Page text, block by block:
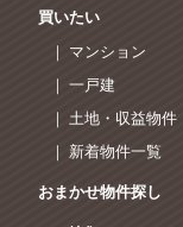
買いたい
｜ マンション
｜ 一戸建
｜ 土地・収益物件
｜ 新着物件一覧
おまかせ物件探し